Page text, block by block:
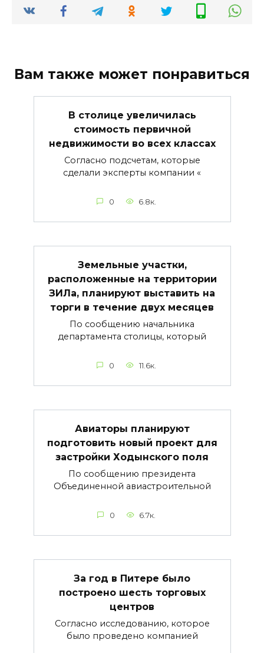
Вам также может понравиться
В столице увеличилась
стоимость первичной
недвижимости во всех классах
Согласно подсчетам, которые
сделали эксперты компании «
0 6.8к.
Земельные участки,
расположенные на территории
ЗИЛа, планируют выставить на
торги в течение двух месяцев
По сообщению начальника
департамента столицы, который
0 11.6к.
Авиаторы планируют
подготовить новый проект для
застройки Ходынского поля
По сообщению президента
Объединенной авиастроительной
0 6.7к.
За год в Питере было
построено шесть торговых
центров
Согласно исследованию, которое
было проведено компанией